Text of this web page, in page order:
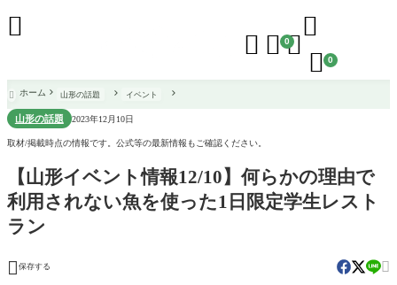
  0

 0

 ホーム 山形の話題 イベント
山形の話題 2023年12月10日
取材/掲載時点の情報です。公式等の最新情報もご確認ください。
【山形イベント情報12/10】何らかの理由で
利用されない魚を使った1日限定学生レスト
ラン
 保存する 